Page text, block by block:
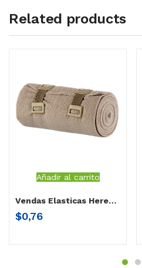
Related products
Añadir al carrito
Vendas Elasticas Herenco 4×5.
$0,76